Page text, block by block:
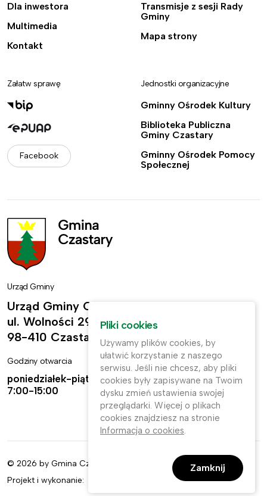
Dla inwestora
Multimedia
Kontakt
Transmisje z sesji Rady
Gminy
Mapa strony
Załatw sprawę
Facebook
Jednostki organizacyjne
Gminny Ośrodek Kultury
Biblioteka Publiczna
Gminy Czastary
Gminny Ośrodek Pomocy
Społecznej
Urząd Gminy
Urząd Gminy Czastary
ul. Wolności 29,
98-410 Czastary
Godziny otwarcia
poniedziałek-piątek:
7:00-15:00
Kontakt
ug@czastary.pl
(62) 784-31-11
(62) 784-31-91
© 2026 by Gmina Czastary. Wszelkie prawa zastrzeżone.
Projekt i wykonanie:
Pliki cookies
Używamy plików cookies, by
ułatwić korzystanie z naszego
serwisu. Jeśli nie chcesz, aby pliki
cookies były zapisywane na Twoim
dysku zmień ustawienia swojej
przeglądarki. Więcej o plikach
cookies znajdziesz na stronie
Informacja o cookies.
Zamknij